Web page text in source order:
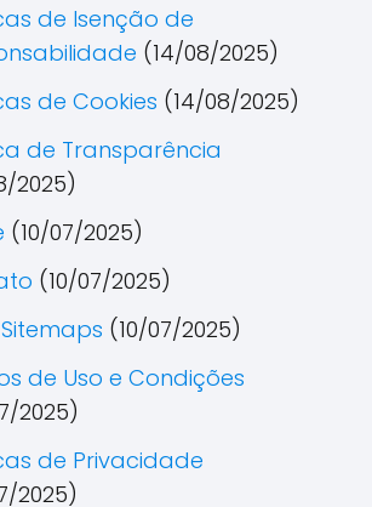
de Isenção de
(14/08/2025)
de Cookies (14/08/2025)
de Transparência
2025)
(10/07/2025)
(10/07/2025)
Sitemaps (10/07/2025)
de Uso e Condições
2025)
de Privacidade
2025)